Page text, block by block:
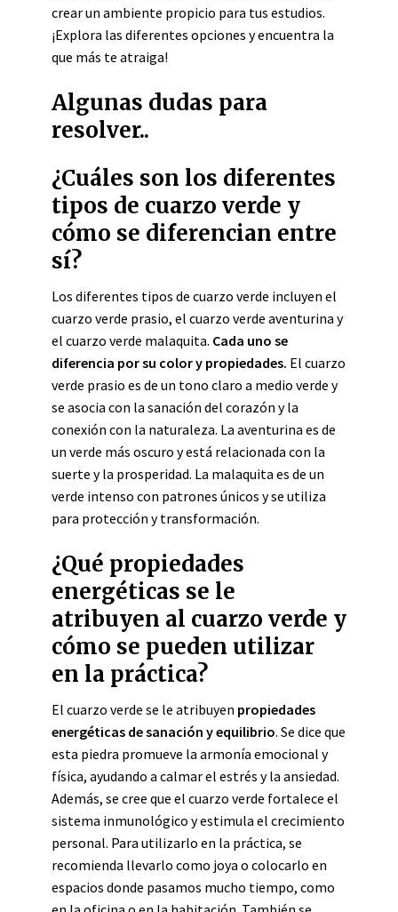
crear un ambiente propicio para tus estudios.
¡Explora las diferentes opciones y encuentra la
que más te atraiga!
Algunas dudas para
resolver..
¿Cuáles son los diferentes
tipos de cuarzo verde y
cómo se diferencian entre
sí?
Los diferentes tipos de cuarzo verde incluyen el
cuarzo verde prasio, el cuarzo verde aventurina y
el cuarzo verde malaquita. Cada uno se
diferencia por su color y propiedades. El cuarzo
verde prasio es de un tono claro a medio verde y
se asocia con la sanación del corazón y la
conexión con la naturaleza. La aventurina es de
un verde más oscuro y está relacionada con la
suerte y la prosperidad. La malaquita es de un
verde intenso con patrones únicos y se utiliza
para protección y transformación.
¿Qué propiedades
energéticas se le
atribuyen al cuarzo verde y
cómo se pueden utilizar
en la práctica?
El cuarzo verde se le atribuyen propiedades
energéticas de sanación y equilibrio. Se dice que
esta piedra promueve la armonía emocional y
física, ayudando a calmar el estrés y la ansiedad.
Además, se cree que el cuarzo verde fortalece el
sistema inmunológico y estimula el crecimiento
personal. Para utilizarlo en la práctica, se
recomienda llevarlo como joya o colocarlo en
espacios donde pasamos mucho tiempo, como